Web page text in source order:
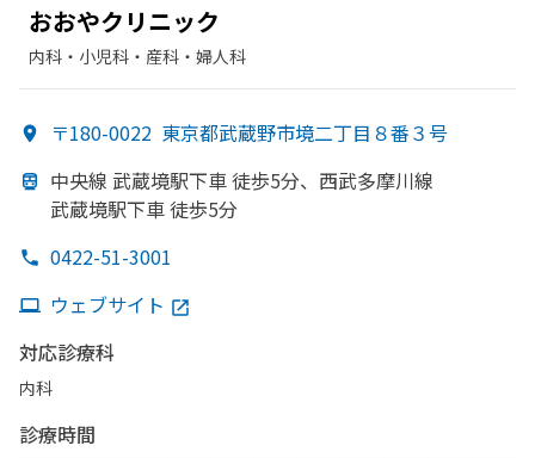
おおやクリニック
内科・​小児科・​産科・​婦人科
〒180-0022 東京都武蔵野市境二丁目８番３号
中央線 武蔵境駅下車 徒歩5分、 西武多摩川線
武蔵境駅下車 徒歩5分
0422-51-3001
ウェブサイト
対応診療科
内科
診療時間